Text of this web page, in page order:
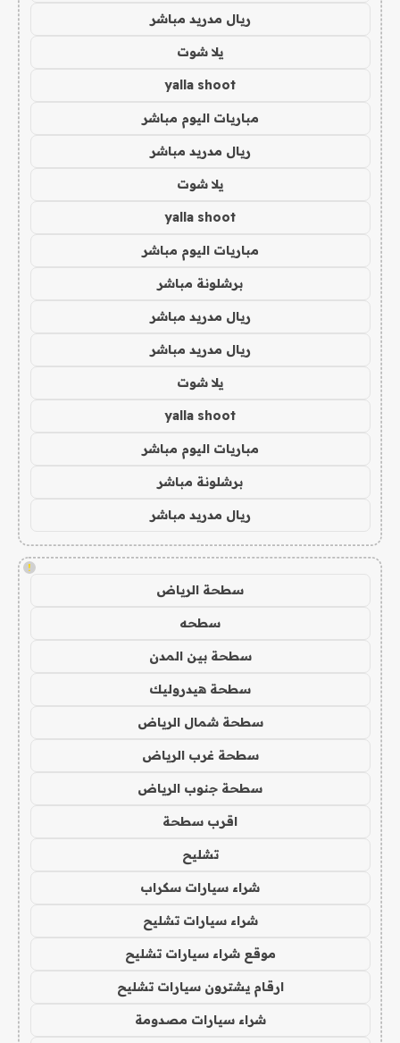
ريال مدريد مباشر
يلا شوت
yalla shoot
مباريات اليوم مباشر
ريال مدريد مباشر
يلا شوت
yalla shoot
مباريات اليوم مباشر
برشلونة مباشر
ريال مدريد مباشر
ريال مدريد مباشر
يلا شوت
yalla shoot
مباريات اليوم مباشر
برشلونة مباشر
ريال مدريد مباشر
!
سطحة الرياض
سطحه
سطحة بين المدن
سطحة هيدروليك
سطحة شمال الرياض
سطحة غرب الرياض
سطحة جنوب الرياض
اقرب سطحة
تشليح
شراء سيارات سكراب
شراء سيارات تشليح
موقع شراء سيارات تشليح
ارقام يشترون سيارات تشليح
شراء سيارات مصدومة